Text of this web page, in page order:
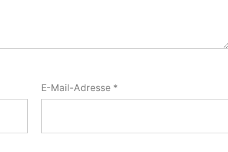
E-Mail-Adresse *